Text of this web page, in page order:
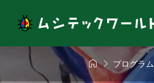
 プログラム